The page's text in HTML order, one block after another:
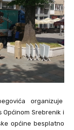
organizuje
Srebrenik i
općine besplatno